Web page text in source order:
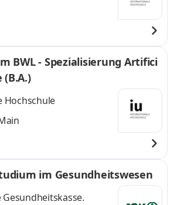
BWL - Spezialisierung Artifici
Hochschule
im Gesundheitswesen
Gesundheitskasse.